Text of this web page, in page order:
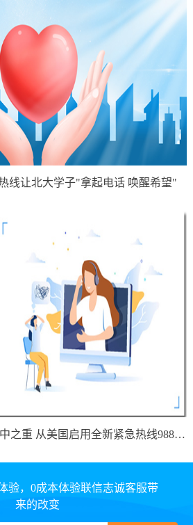
线让北大学子"拿起电话 唤醒希望"
心理热线成公共卫生重中之重 从美国启用全新紧急热线988说起
验，0成本体验联信志诚客服带
来的改变